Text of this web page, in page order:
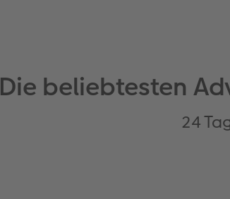
Die beliebtesten
24